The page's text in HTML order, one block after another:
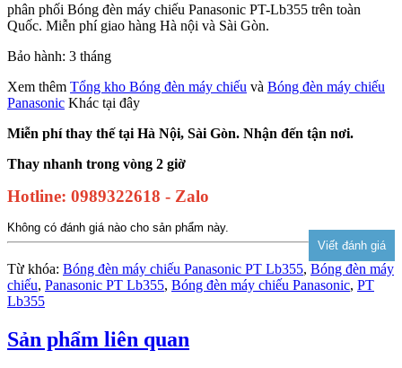
phân phối Bóng đèn máy chiếu Panasonic PT-Lb355 trên toàn
Quốc. Miễn phí giao hàng Hà nội và Sài Gòn.
Bảo hành: 3 tháng
Xem thêm Tổng kho Bóng đèn máy chiếu và Bóng đèn máy chiếu
Panasonic Khác tại đây
Miễn phí thay thế tại Hà Nội, Sài Gòn. Nhận đến tận nơi.
Thay nhanh trong vòng 2 giờ
Hotline: 0989322618 - Zalo
Không có đánh giá nào cho sản phẩm này.
Từ khóa: Bóng đèn máy chiếu Panasonic PT Lb355, Bóng đèn máy
chiếu, Panasonic PT Lb355, Bóng đèn máy chiếu Panasonic, PT
Lb355
Sản phẩm liên quan